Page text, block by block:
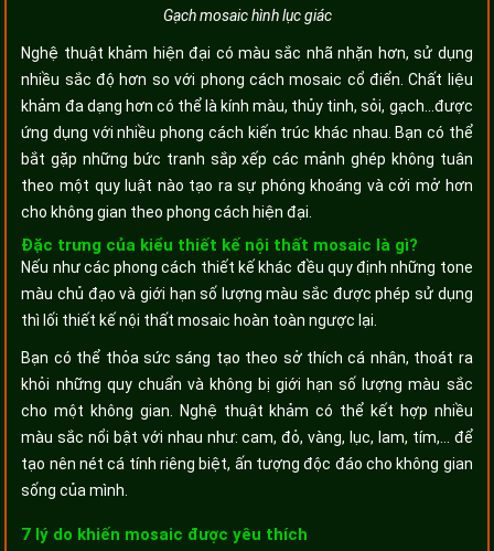
Gạch mosaic hình lục giác
Nghệ thuật khảm hiện đại có màu sắc nhã nhặn hơn, sử dụng
nhiều sắc độ hơn so với phong cách mosaic cổ điển. Chất liệu
khảm đa dạng hơn có thể là kính màu, thủy tinh, sỏi, gạch…được
ứng dụng với nhiều phong cách kiến trúc khác nhau. Bạn có thể
bắt gặp những bức tranh sắp xếp các mảnh ghép không tuân
theo một quy luật nào tạo ra sự phóng khoáng và cởi mở hơn
cho không gian theo phong cách hiện đại.
Đặc trưng của kiểu thiết kế nội thất mosaic là gì?
Nếu như các phong cách thiết kế khác đều quy định những tone
màu chủ đạo và giới hạn số lượng màu sắc được phép sử dụng
thì lối thiết kế nội thất mosaic hoàn toàn ngược lại.
Bạn có thể thỏa sức sáng tạo theo sở thích cá nhân, thoát ra
khỏi những quy chuẩn và không bị giới hạn số lượng màu sắc
cho một không gian. Nghệ thuật khảm có thể kết hợp nhiều
màu sắc nổi bật với nhau như: cam, đỏ, vàng, lục, lam, tím,... để
tạo nên nét cá tính riêng biệt, ấn tượng độc đáo cho không gian
sống của mình.
7 lý do khiến mosaic được yêu thích